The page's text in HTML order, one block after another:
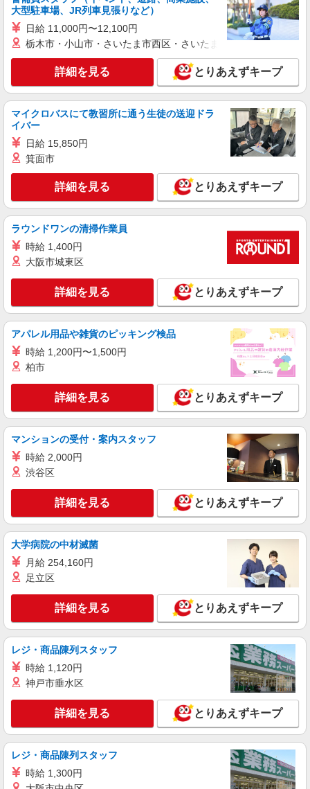
みどり市 ◆来社不要/面接なし
キープ 詳細を見る
SOMPOヘルスサポート株式会社 全支援対応コース
保健師・管理栄養士 特定保健指導
報酬：出来高制 報酬額（消費税抜き）： ・事
業所一括面談(対面) 1日：10,000円〜14,716円 ・
個別訪問(対面) 1件：4,286円〜5,239円 ・遠隔面
談 1件：1,500〜1,691円 ・電話支援 1件：
※上記金額に消費税を加えた金額をお支払いいた
します ※交通費・電話代は弊社負担。その他、支
援内容により細則あり。
【活動エリア】群馬県みどり市及びその周辺
キープ 詳細を見る
特定保健指導（保健師・管理栄養士）
・事業所一括面談(対面) 1日：10,000円〜14,716
円 ・個別訪問(対面) 1件：4,286円〜5,239円 ・
遠隔面談 1件：1500〜1691円 ・電話支援 1
件：1,000円〜1,429円 ・メール支援 1件：500円
※上記金額に消費税を加えた金額をお支払いいた
します ※交通費・電話代は弊社負担。その他、支
援内容により細則あり。
【活動エリア】群馬県みどり市及びその周辺
キープ 詳細を見る
大型駐車場、JR列車見張りなど）
日給 11,000円〜12,100円
栃木市・小山市・さいたま市西区・さいたま市岩槻区・久喜市・
詳細を見る とりあえずキープ
マイクロバスにて教習所に通う生徒の送迎ドラ
イバー
日給 15,850円
箕面市
詳細を見る とりあえずキープ
ラウンドワンの清掃作業員
時給 1,400円
大阪市城東区
詳細を見る とりあえずキープ
アパレル用品や雑貨のピッキング検品
時給 1,200円〜1,500円
柏市
詳細を見る とりあえずキープ
マンションの受付・案内スタッフ
時給 2,000円
渋谷区
詳細を見る とりあえずキープ
大学病院の中材滅菌
月給 254,160円
足立区
詳細を見る とりあえずキープ
レジ・商品陳列スタッフ
時給 1,120円
神戸市垂水区
詳細を見る とりあえずキープ
レジ・商品陳列スタッフ
時給 1,300円